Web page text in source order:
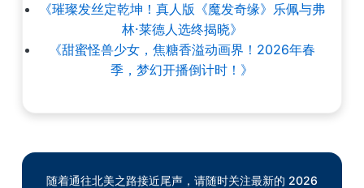
《璀璨发丝定乾坤！真人版《魔发奇缘》乐佩与弗
林·莱德人选终揭晓》
《甜蜜怪兽少女，焦糖香溢动画界！2026年春
季，梦幻开播倒计时！》
随着通往北美之路接近尾声，请随时关注最新的 2026